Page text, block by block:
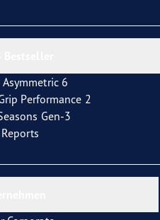
Asymmetric 6
Performance 2
Gen-3